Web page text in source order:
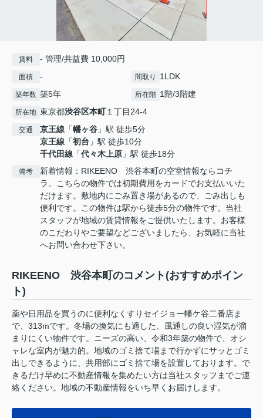
賃料 - 管理/共益費 10,000円
面積 - 間取り 1LDK
築年数 築5年 所在階 1階/3階建
所在地 東京都渋谷区本町１丁目24-4
交通 京王線 「幡ヶ谷 」駅 徒歩5分
京王線 「初台 」駅 徒歩10分
千代田線 「代々木上原 」駅 徒歩18分
備考
新着情報：RIKEENO 渋谷本町の空室情報ならコチ
ラ。こちらの物件では初期費用をカードでお支払いいた
だけます。敷地内にごみ置き場があるので、ごみ出しも
便利です。この物件は駅から徒歩5分の物件です。当社
スタッフが地域の賃貸情報をご提供いたします。お客様
のこだわりやご要望などございましたら、お気軽に当社
へお問い合わせ下さい。
RIKEENO 渋谷本町のコメント(おすすめポイン
ト)
薬や日用品を買うのに便利なくすりセイジョー幡ケ谷二番店ま
で、313mです。冬場の換気にも適した、風通しの良い湿気が溜
まりにくい物件です。ニーズの高い、令和3年築の物件で、オシ
ャレな室内が魅力的。地域のゴミ捨て場まで行かずにサッとゴミ
出しできるように、共用部にゴミ捨て場を設置しております。で
きるだけ早めに不動産情報を集めたい方は当社スタッフまでご連
絡ください。地域の不動産情報をいち早くお届けします。